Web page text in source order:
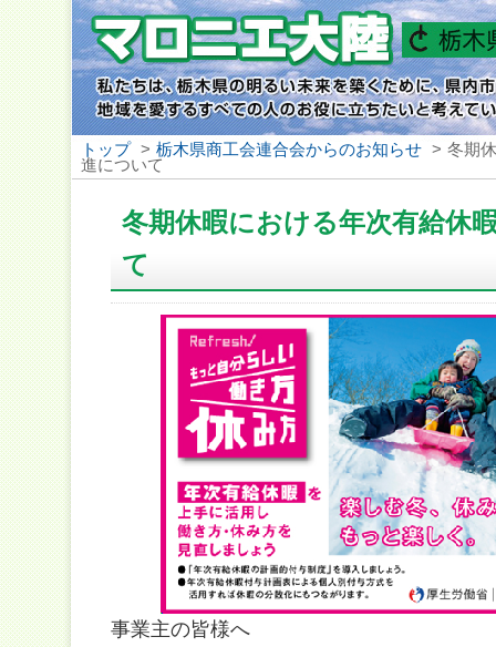
トップ > 栃木県商工会連合会からのお知らせ > 冬期
進について
冬期休暇における年次有給休
て
事業主の皆様へ